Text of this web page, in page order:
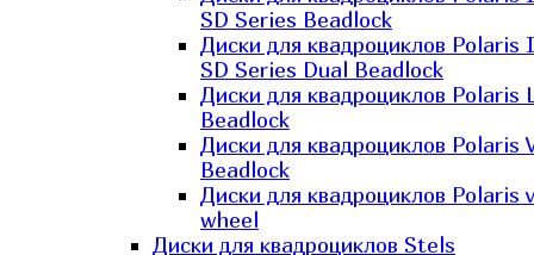
SD Series Beadlock
Диски для квадроциклов Polaris
SD Series Dual Beadlock
Диски для квадроциклов Polaris
Beadlock
Диски для квадроциклов Polaris
Beadlock
Диски для квадроциклов Polaris
wheel
Диски для квадроциклов Stels